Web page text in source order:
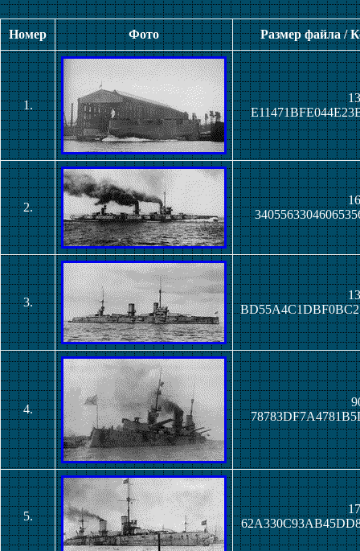
Номер Фото Размер файла /
1.
2.
3.
4.
5.